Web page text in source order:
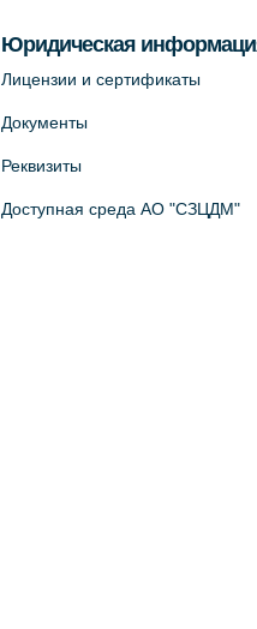
Юридическая
Лицензии и сертификаты
Документы
Реквизиты
Доступная среда АО "СЗЦДМ"